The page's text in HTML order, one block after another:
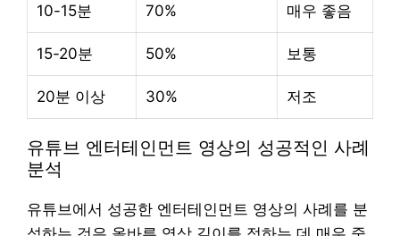
10-15분 70% 매우 좋음
15-20분 50% 보통
20분 이상 30% 저조
유튜브 엔터테인먼트 영상의 성공적인 사례
분석
유튜브에서 성공한 엔터테인먼트 영상의 사례를 분